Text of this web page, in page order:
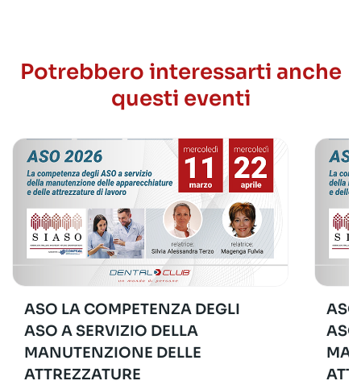
Potrebbero interessarti anche
questi eventi
ASO LA COMPETENZA DEGLI
ASO A SERVIZIO DELLA
MANUTENZIONE DELLE
ATTREZZATURE